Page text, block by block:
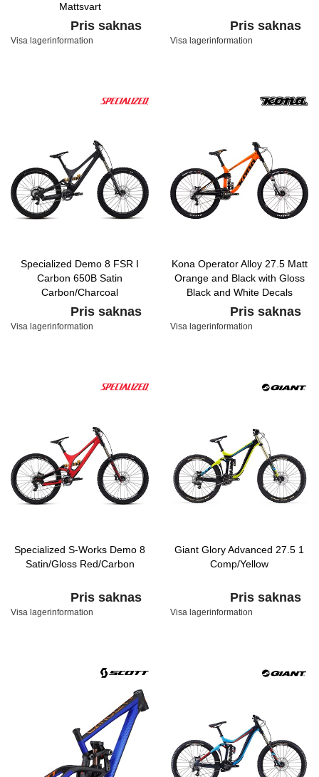
Mattsvart
Pris saknas
Visa lagerinformation
Pris saknas
Visa lagerinformation
Specialized Demo 8 FSR I
Carbon 650B Satin
Carbon/Charcoal
Pris saknas
Visa lagerinformation
Kona Operator Alloy 27.5 Matt
Orange and Black with Gloss
Black and White Decals
Pris saknas
Visa lagerinformation
Specialized S-Works Demo 8
Satin/Gloss Red/Carbon
Pris saknas
Visa lagerinformation
Giant Glory Advanced 27.5 1
Comp/Yellow
Pris saknas
Visa lagerinformation